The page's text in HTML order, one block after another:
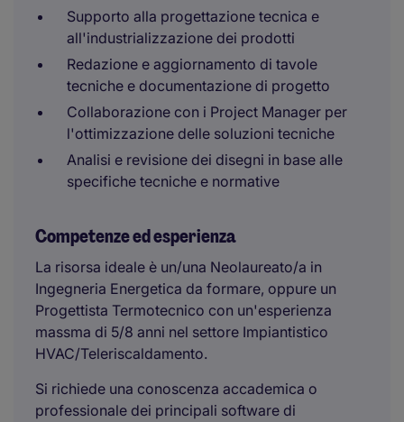
Supporto alla progettazione tecnica e
all'industrializzazione dei prodotti
Redazione e aggiornamento di tavole
tecniche e documentazione di progetto
Collaborazione con i Project Manager per
l'ottimizzazione delle soluzioni tecniche
Analisi e revisione dei disegni in base alle
specifiche tecniche e normative
Competenze ed esperienza
La risorsa ideale è un/una Neolaureato/a in
Ingegneria Energetica da formare, oppure un
Progettista Termotecnico con un'esperienza
massma di 5/8 anni nel settore Impiantistico
HVAC/Teleriscaldamento.
Si richiede una conoscenza accademica o
professionale dei principali software di